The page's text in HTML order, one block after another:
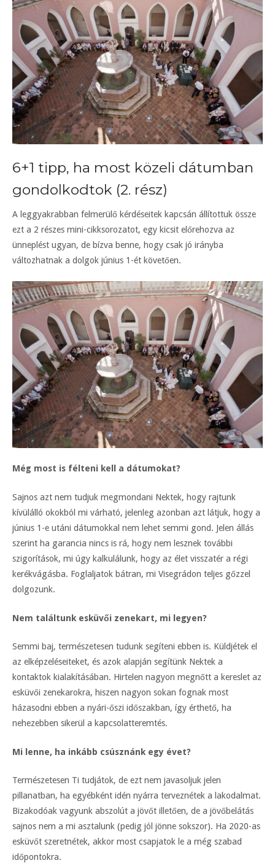
6+1 tipp, ha most közeli dátumban
gondolkodtok (2. rész)
A leggyakrabban felmerülő kérdéseitek kapcsán állítottuk össze
ezt a 2 részes mini-cikksorozatot, egy kicsit előrehozva az
ünneplést ugyan, de bízva benne, hogy csak jó irányba
változhatnak a dolgok június 1-ét követően.
Még most is félteni kell a dátumokat?
Sajnos azt nem tudjuk megmondani Nektek, hogy rajtunk
kívülálló okokból mi várható, jelenleg azonban azt látjuk, hogy a
június 1-e utáni dátumokkal nem lehet semmi gond. Jelen állás
szerint ha garancia nincs is rá, hogy nem lesznek további
szigorítások, mi úgy kalkulálunk, hogy az élet visszatér a régi
kerékvágásba. Foglaljatok bátran, mi Visegrádon teljes gőzzel
dolgozunk.
Nem találtunk esküvői zenekart, mi legyen?
Semmi baj, természetesen tudunk segíteni ebben is. Küldjétek el
az elképzeléseiteket, és azok alapján segítünk Nektek a
kontaktok kialakításában. Hirtelen nagyon megnőtt a kereslet az
esküvői zenekarokra, hiszen nagyon sokan fognak most
házasodni ebben a nyári-őszi időszakban, így érthető, ha
nehezebben sikerül a kapcsolatteremtés.
Mi lenne, ha inkább csúsznánk egy évet?
Természetesen Ti tudjátok, de ezt nem javasoljuk jelen
pillanatban, ha egyébként idén nyárra terveznétek a lakodalmat.
Bizakodóak vagyunk abszolút a jövőt illetően, de a jövőbelátás
sajnos nem a mi asztalunk (pedig jól jönne sokszor). Ha 2020-as
esküvőt szeretnétek, akkor most csapjatok le a még szabad
időpontokra.